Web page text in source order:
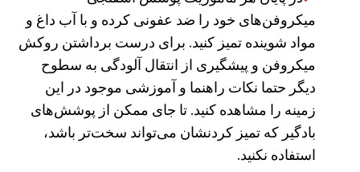
میکروفن‌های خود را ضد عفونی کرده و با آب داغ و
مواد شوینده تمیز کنید. برای درست برداشتن روکش
میکروفن و پیشگیری از انتقال آلودگی به سطوح
دیگر حتما نکات راهنما و آموزشی موجود در این
زمینه را مشاهده کنید.تا جای ممکن از پوشش‌های
بادگیر که تمیز کردنشان می‌تواند سخت‌تر باشد،‌
استفاده نکنید.